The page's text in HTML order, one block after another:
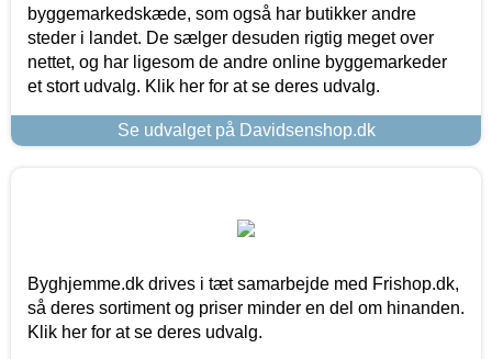
byggemarkedskæde, som også har butikker andre
steder i landet. De sælger desuden rigtig meget over
nettet, og har ligesom de andre online byggemarkeder
et stort udvalg. Klik her for at se deres udvalg.
Se udvalget på Davidsenshop.dk
Byghjemme.dk drives i tæt samarbejde med Frishop.dk,
så deres sortiment og priser minder en del om hinanden.
Klik her for at se deres udvalg.